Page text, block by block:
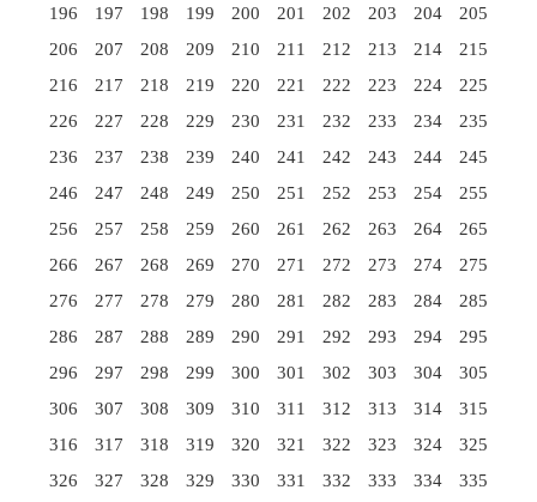
196
197 198 199 200 201 202 203 204
205
206
207 208 209 210 211 212 213 214
215
216
217 218 219 220 221 222 223 224
225
226
227 228 229 230 231 232 233 234
235
236
237 238 239 240 241 242 243 244
245
246
247 248 249 250 251 252 253 254
255
256
257 258 259 260 261 262 263 264
265
266
267 268 269 270 271 272 273 274
275
276
277 278 279 280 281 282 283 284
285
286
287 288 289 290 291 292 293 294
295
296
297 298 299 300 301 302 303 304
305
306
307 308 309 310 311 312 313 314
315
316
317 318 319 320 321 322 323 324
325
326
327 328 329 330 331 332 333 334
335